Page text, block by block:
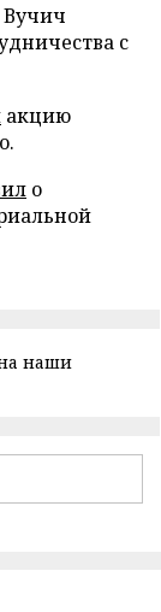
Вучич
с
акцию
о
наши